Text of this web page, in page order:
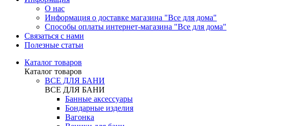
О нас
Информация о доставке магазина "Все для дома"
Способы оплаты интернет-магазина "Все для дома"
Связаться с нами
Полезные статьи
Каталог товаров
Каталог товаров
ВСЕ ДЛЯ БАНИ
ВСЕ ДЛЯ БАНИ
Банные аксессуары
Бондарные изделия
Вагонка